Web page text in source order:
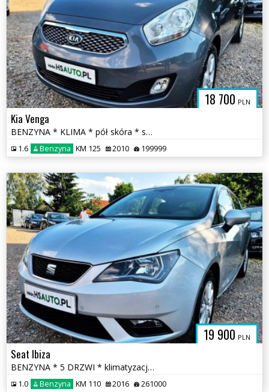
18 700 PLN
Kia Venga
BENZYNA * KLIMA * pół skóra * super * okazja * POLECAMY
1.6 Benzyna KM 125 2010 199999
19 900 PLN
Seat Ibiza
BENZYNA * 5 DRZWI * klimatyzacja * 2x PDC * super * okazja * POLECAMY
1.0 Benzyna KM 110 2016 261000